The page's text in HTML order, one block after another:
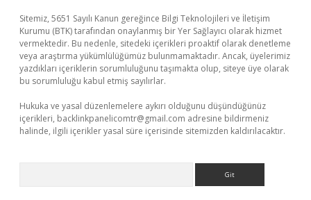
Sitemiz, 5651 Sayılı Kanun gereğince Bilgi Teknolojileri ve İletişim
Kurumu (BTK) tarafından onaylanmış bir Yer Sağlayıcı olarak hizmet
vermektedir. Bu nedenle, sitedeki içerikleri proaktif olarak denetleme
veya araştırma yükümlülüğümüz bulunmamaktadır. Ancak, üyelerimiz
yazdıkları içeriklerin sorumluluğunu taşımakta olup, siteye üye olarak
bu sorumluluğu kabul etmiş sayılırlar.
Hukuka ve yasal düzenlemelere aykırı olduğunu düşündüğünüz
içerikleri, backlinkpanelicomtr@gmail.com adresine bildirmeniz
halinde, ilgili içerikler yasal süre içerisinde sitemizden kaldırılacaktır.